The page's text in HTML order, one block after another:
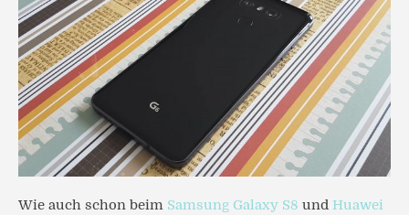
Wie auch schon beim Samsung Galaxy S8 und Huawei